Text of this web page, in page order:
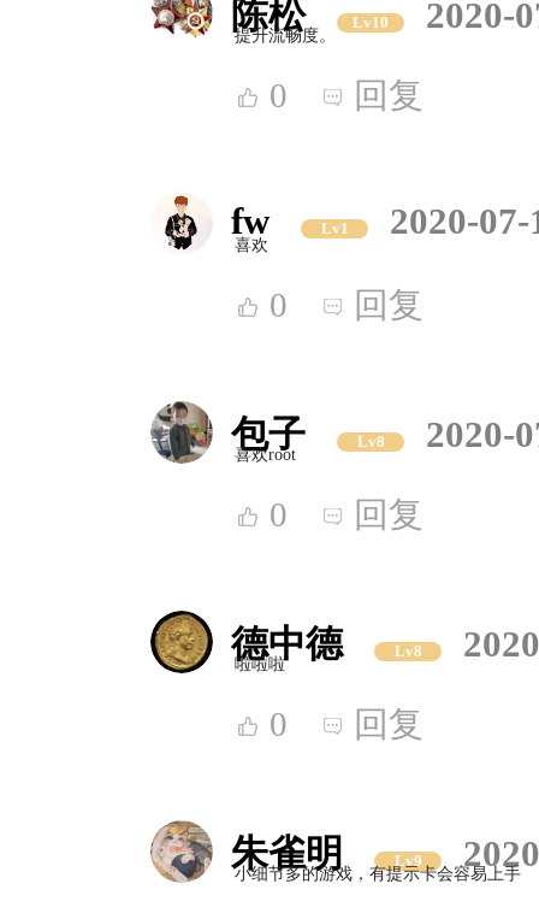
陈松 Lv10 2020-
提升流畅度。
0 回复
fw Lv1 2020-
喜欢
0 回复
包子 Lv8 2020-
喜欢root
0 回复
德中德 Lv8
啦啦啦
0 回复
朱雀明 Lv9
小细节多的游戏，有提示卡会容易上手